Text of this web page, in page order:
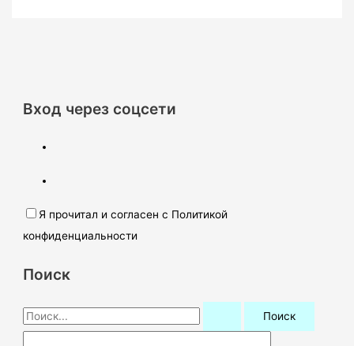
Вход через соцсети
Я прочитал и согласен с Политикой
конфиденциальности
Поиск
П
о